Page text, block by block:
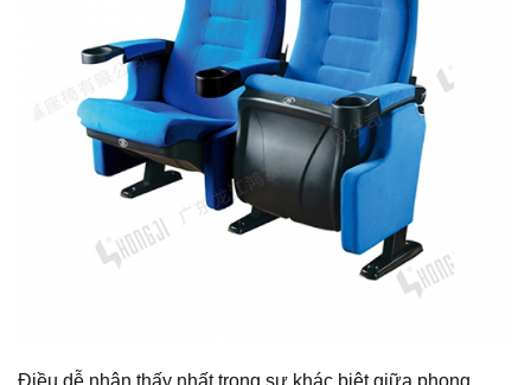
Điều dễ nhận thấy nhất trong sự khác biệt giữa phong